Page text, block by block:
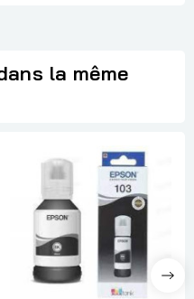
la même